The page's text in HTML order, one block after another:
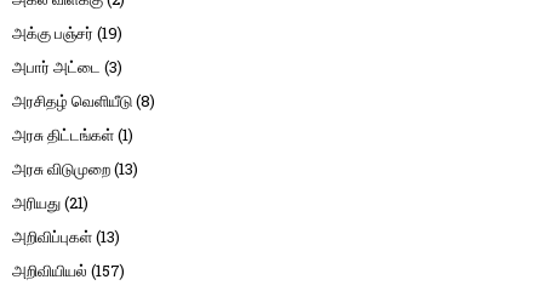
அக்கு பஞ்சர் (19)
அபார் அட்டை (3)
அரசிதழ் வெளியீடு(8)
அரசு திட்டங்கள்(1)
அரசு விடுமுறை(13)
அரியது(21)
அறிவிப்புகள்(13)
அறிவியியல் (157)